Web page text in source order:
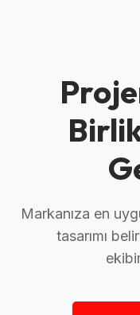
Markanıza en
tasarımı